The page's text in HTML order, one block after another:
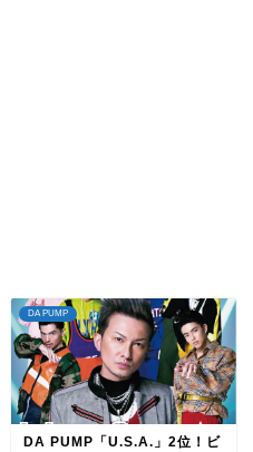
DA PUMP
DA PUMP「U.S.A.」2位！ビ